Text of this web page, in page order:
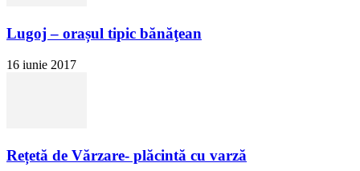
Lugoj – orașul tipic bănăţean
16 iunie 2017
Rețetă de Vărzare- plăcintă cu varză